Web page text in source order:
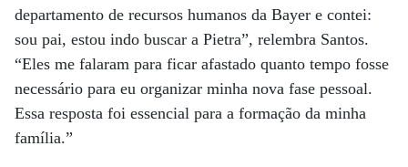
departamento de recursos humanos da Bayer e contei:
sou pai, estou indo buscar a Pietra”, relembra Santos.
“Eles me falaram para ficar afastado quanto tempo fosse
necessário para eu organizar minha nova fase pessoal.
Essa resposta foi essencial para a formação da minha
família.”